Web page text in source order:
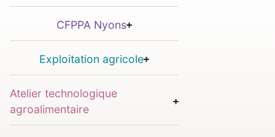
CFPPA Nyons
Exploitation agricole
Atelier technologique
agroalimentaire